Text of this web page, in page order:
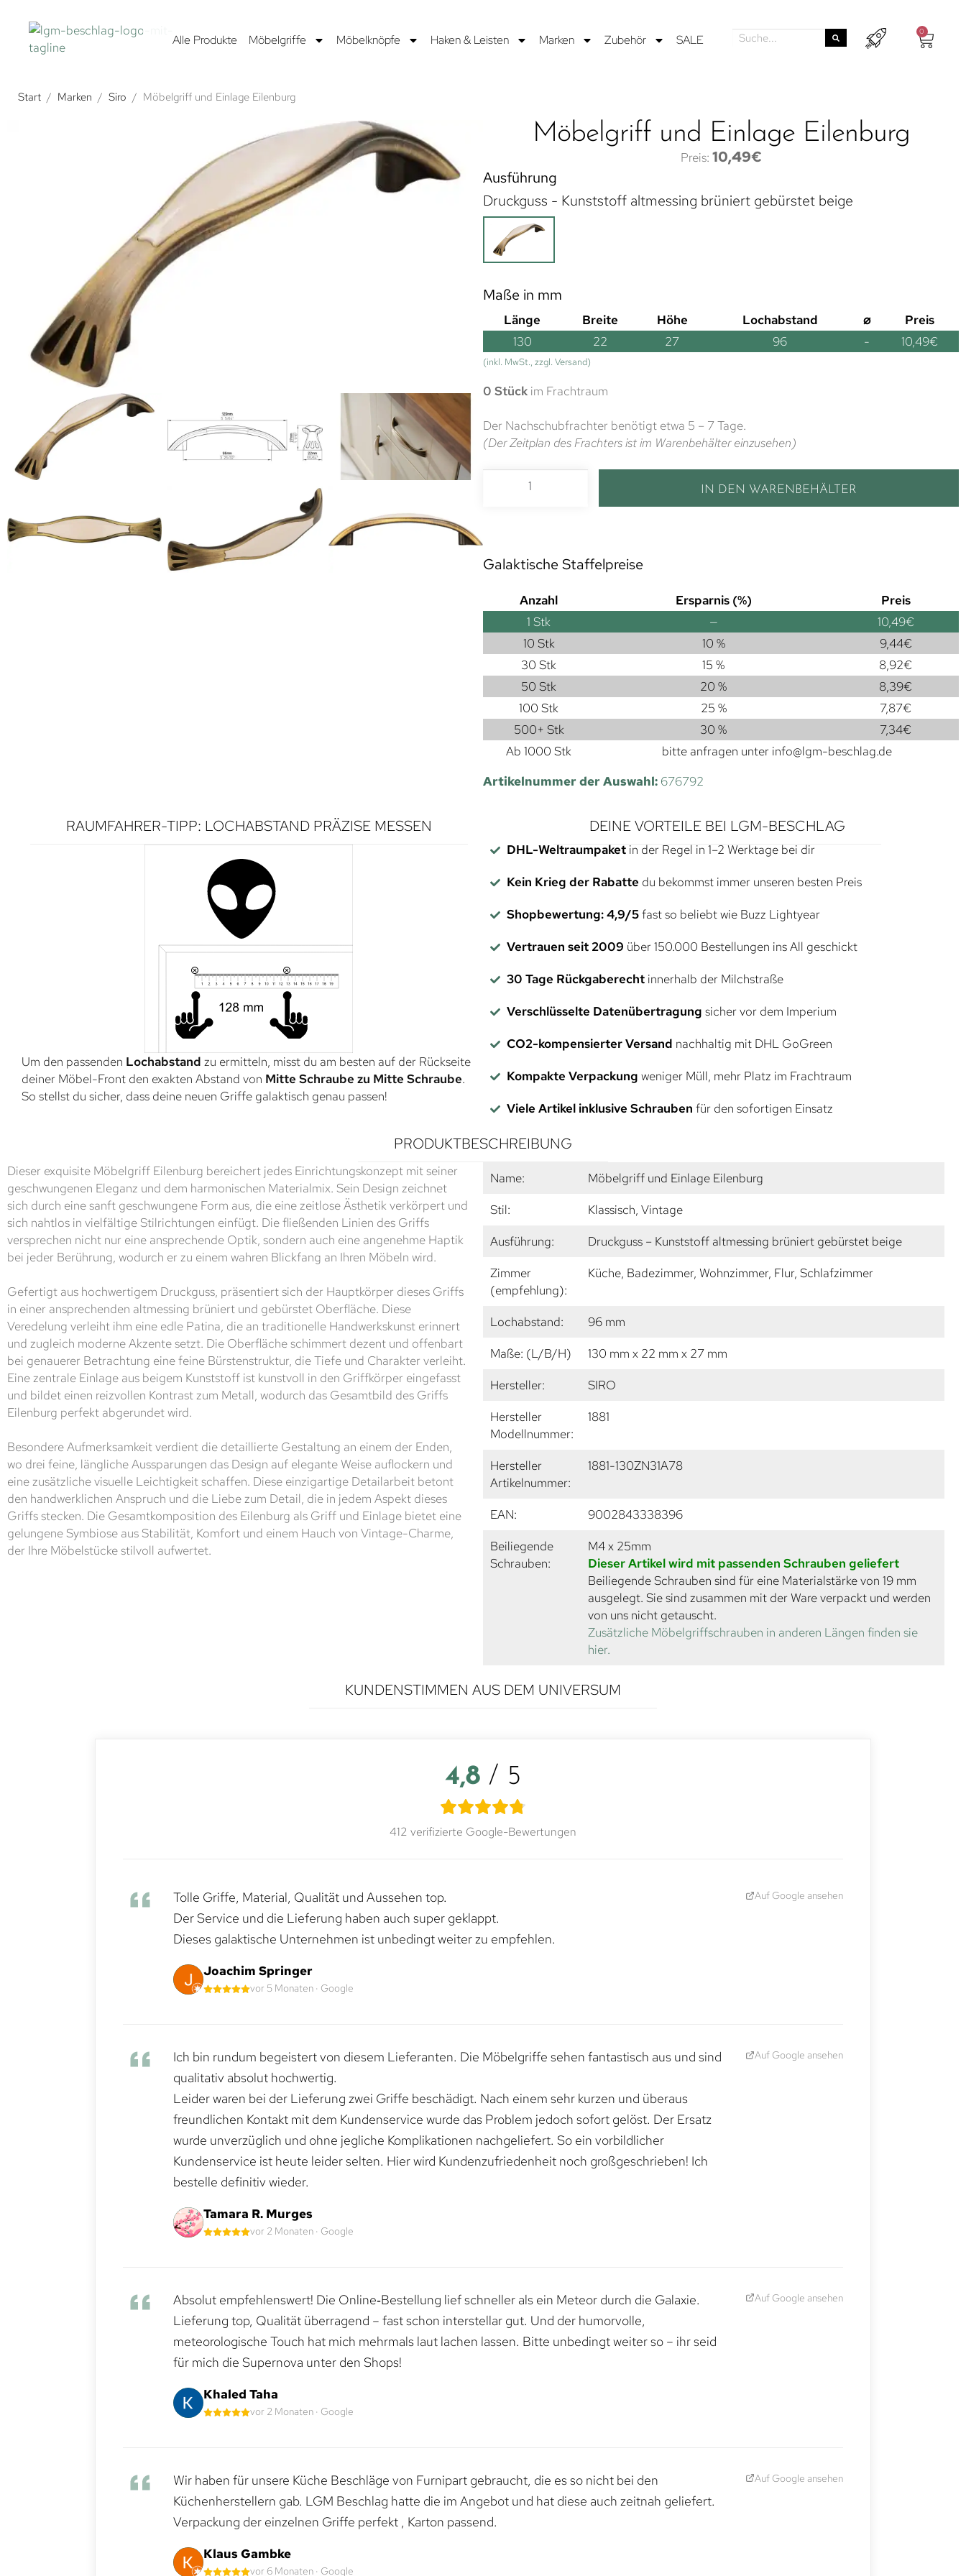
Alle Produkte Möbelgriffe Möbelknöpfe Haken & Leisten Marken Zubehör SALE
0
Start / Marken / Siro / Möbelgriff und Einlage Eilenburg
Möbelgriff und Einlage Eilenburg
10,49€
Ausführung
Druckguss - Kunststoff altmessing brüniert gebürstet beige
Maße in mm
Länge Breite Höhe Lochabstand ⌀
Preis
130
22 27 96 - 10,49€
(inkl. MwSt., zzgl. Versand)
0 Stück im Frachtraum
Der Nachschubfrachter benötigt etwa 5 – 7 Tage.
(Der Zeitplan des Frachters ist im Warenbehälter einzusehen)
IN DEN WARENBEHÄLTER
Galaktische Staffelpreise
Anzahl Ersparnis (%)
Preis
1 Stk — 10,49€
10 Stk
10 % 9,44€
30 Stk
15 % 8,92€
50 Stk
20 % 8,39€
100 Stk
25 % 7,87€
500+ Stk
30 % 7,34€
Ab 1000 Stk
bitte anfragen unter info@lgm-beschlag.de
Artikelnummer der Auswahl: 676792
RAUMFAHRER-TIPP: LOCHABSTAND PRÄZISE MESSEN
Um den passenden Lochabstand zu ermitteln, misst du am besten auf der Rückseite
deiner Möbel-Front den exakten Abstand von Mitte Schraube zu Mitte Schraube.
So stellst du sicher, dass deine neuen Griffe galaktisch genau passen!
DEINE VORTEILE BEI LGM-BESCHLAG
DHL-Weltraumpaketin der Regel in 1–2 Werktage bei dir
Kein Krieg der Rabatte du bekommst immer unseren besten Preis
Shopbewertung: 4,9/5fast so beliebt wie Buzz Lightyear
Vertrauen seit 2009 über 150.000 Bestellungen ins All geschickt
30 Tage Rückgaberechtinnerhalb der Milchstraße
Verschlüsselte Datenübertragung sicher vor dem Imperium
CO2-kompensierter Versand nachhaltig mit DHL GoGreen
Kompakte Verpackung weniger Müll, mehr Platz im Frachtraum
Viele Artikel inklusive Schrauben für den sofortigen Einsatz
PRODUKTBESCHREIBUNG
Dieser exquisite Möbelgriff Eilenburg bereichert jedes Einrichtungskonzept mit seiner
geschwungenen Eleganz und dem harmonischen Materialmix. Sein Design zeichnet
sich durch eine sanft geschwungene Form aus, die eine zeitlose Ästhetik verkörpert und
sich nahtlos in vielfältige Stilrichtungen einfügt. Die fließenden Linien des Griffs
versprechen nicht nur eine ansprechende Optik, sondern auch eine angenehme Haptik
bei jeder Berührung, wodurch er zu einem wahren Blickfang an Ihren Möbeln wird.
Gefertigt aus hochwertigem Druckguss, präsentiert sich der Hauptkörper dieses Griffs
in einer ansprechenden altmessing brüniert und gebürstet Oberfläche. Diese
Veredelung verleiht ihm eine edle Patina, die an traditionelle Handwerkskunst erinnert
und zugleich moderne Akzente setzt. Die Oberfläche schimmert dezent und offenbart
bei genauerer Betrachtung eine feine Bürstenstruktur, die Tiefe und Charakter verleiht.
Eine zentrale Einlage aus beigem Kunststoff ist kunstvoll in den Griffkörper eingefasst
und bildet einen reizvollen Kontrast zum Metall, wodurch das Gesamtbild des Griffs
Eilenburg perfekt abgerundet wird.
Besondere Aufmerksamkeit verdient die detaillierte Gestaltung an einem der Enden,
wo drei feine, längliche Aussparungen das Design auf elegante Weise auflockern und
eine zusätzliche visuelle Leichtigkeit schaffen. Diese einzigartige Detailarbeit betont
den handwerklichen Anspruch und die Liebe zum Detail, die in jedem Aspekt dieses
Griffs stecken. Die Gesamtkomposition des Eilenburg als Griff und Einlage bietet eine
gelungene Symbiose aus Stabilität, Komfort und einem Hauch von Vintage-Charme,
der Ihre Möbelstücke stilvoll aufwertet.
Name:
Möbelgriff und Einlage Eilenburg
Stil:
Klassisch, Vintage
Ausführung:
Druckguss – Kunststoff altmessing brüniert gebürstet beige
Zimmer
(empfehlung):
Küche, Badezimmer, Wohnzimmer, Flur, Schlafzimmer
Lochabstand:
96 mm
Maße: (L/B/H)
130 mm x 22 mm x 27 mm
Hersteller:
SIRO
Hersteller
Modellnummer:
1881
Hersteller
Artikelnummer:
1881-130ZN31A78
EAN:
9002843338396
Beiliegende
Schrauben:
M4 x 25mm
Dieser Artikel wird mit passenden Schrauben geliefert
Beiliegende Schrauben sind für eine Materialstärke von 19 mm
ausgelegt. Sie sind zusammen mit der Ware verpackt und werden
von uns nicht getauscht.
Zusätzliche Möbelgriffschrauben in anderen Längen finden sie
hier.
KUNDENSTIMMEN AUS DEM UNIVERSUM
4,8 / 5
412 verifizierte Google-Bewertungen
Tolle Griffe, Material, Qualität und Aussehen top.
Der Service und die Lieferung haben auch super geklappt.
Dieses galaktische Unternehmen ist unbedingt weiter zu empfehlen.
Joachim Springer
vor 5 Monaten · Google
Auf Google ansehen
Ich bin rundum begeistert von diesem Lieferanten. Die Möbelgriffe sehen fantastisch aus und sind
qualitativ absolut hochwertig.
Leider waren bei der Lieferung zwei Griffe beschädigt. Nach einem sehr kurzen und überaus
freundlichen Kontakt mit dem Kundenservice wurde das Problem jedoch sofort gelöst. Der Ersatz
wurde unverzüglich und ohne jegliche Komplikationen nachgeliefert. So ein vorbildlicher
Kundenservice ist heute leider selten. Hier wird Kundenzufriedenheit noch großgeschrieben! Ich
bestelle definitiv wieder.
Tamara R. Murges
vor 2 Monaten · Google
Auf Google ansehen
Absolut empfehlenswert! Die Online‑Bestellung lief schneller als ein Meteor durch die Galaxie.
Lieferung top, Qualität überragend – fast schon interstellar gut. Und der humorvolle,
meteorologische Touch hat mich mehrmals laut lachen lassen. Bitte unbedingt weiter so – ihr seid
für mich die Supernova unter den Shops!
Khaled Taha
vor 2 Monaten · Google
Auf Google ansehen
Wir haben für unsere Küche Beschläge von Furnipart gebraucht, die es so nicht bei den
Küchenherstellern gab. LGM Beschlag hatte die im Angebot und hat diese auch zeitnah geliefert.
Verpackung der einzelnen Griffe perfekt , Karton passend.
Klaus Gambke
vor 6 Monaten · Google
Auf Google ansehen